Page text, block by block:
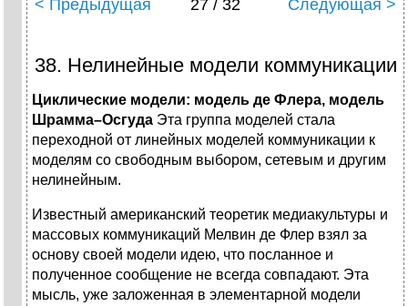
< Предыдущая 27 / 32 Следующая >
38. Нелинейные модели коммуникации
Циклические модели: модель де Флера, модель
Шрамма–Осгуда Эта группа моделей стала
переходной от линейных моделей коммуникации к
моделям со свободным выбором, сетевым и другим
нелинейным.
Известный американский теоретик медиакультуры и
массовых коммуникаций Мелвин де Флер взял за
основу своей модели идею, что посланное и
полученное сообщение не всегда совпадают. Эта
мысль, уже заложенная в элементарной модели